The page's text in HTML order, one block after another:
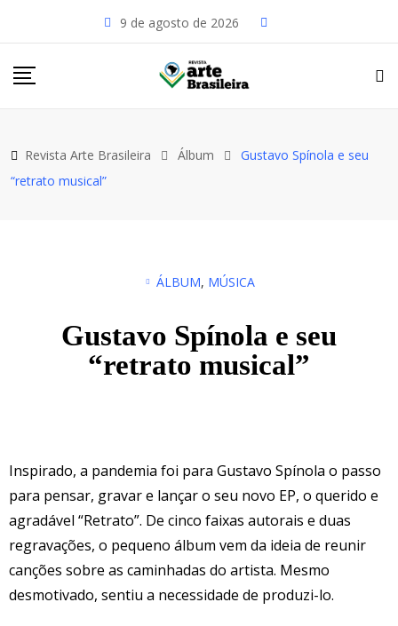
9 de agosto de 2026
Revista Arte Brasileira Álbum
Gustavo Spínola e seu
“retrato musical”
ÁLBUM, MÚSICA
Gustavo Spínola e seu
“retrato musical”
Inspirado, a pandemia foi para Gustavo Spínola o passo
para pensar, gravar e lançar o seu novo EP, o querido e
agradável “Retrato”. De cinco faixas autorais e duas
regravações, o pequeno álbum vem da ideia de reunir
canções sobre as caminhadas do artista. Mesmo
desmotivado, sentiu a necessidade de produzi-lo.